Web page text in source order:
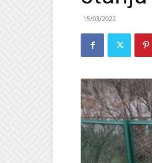
15/03/2022